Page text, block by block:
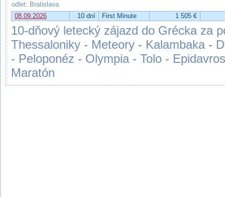
odlet: Bratislava
08.09.2026
10 dní First Minute 1 505 €
10-dňový letecký zájazd do Grécka za
Thessaloniky - Meteory - Kalambaka -
- Peloponéz - Olympia - Tolo -
Maratón